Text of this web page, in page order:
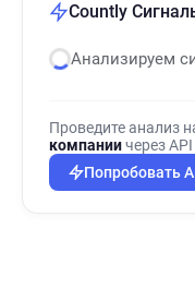
Countly
Анализируем
Проведите анализ
компаниичерез
Попробовать